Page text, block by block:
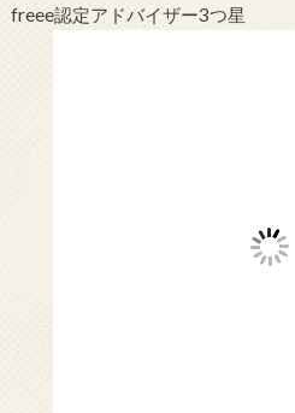
freee認定アドバイザー3つ星